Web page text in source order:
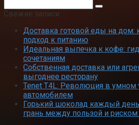
Свежие записи
Доставка готовой еды на дом:
подход к питанию
Идеальная выпечка к кофе:
сочетаниям
Собственная доставка или
выгоднее ресторану
Tenet T4L: Революция в умном
автомобилем
Горький шоколад каждый
грань между пользой и